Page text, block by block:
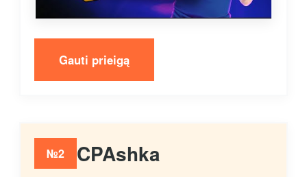
Gauti prieigą
№2 CPAshka